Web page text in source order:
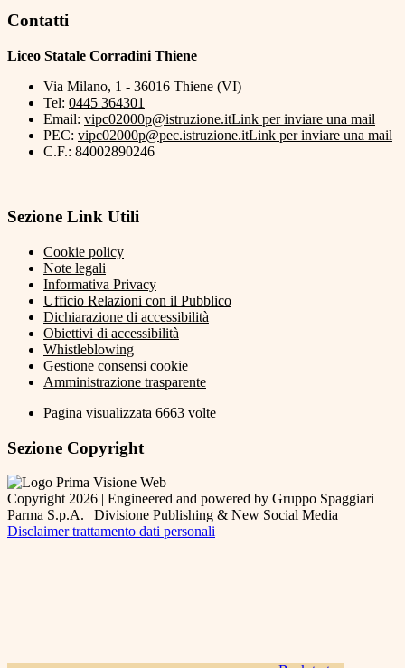
Contatti
Liceo Statale Corradini Thiene
Via Milano, 1 - 36016 Thiene (VI)
Tel: 0445 364301
Email: vipc02000p@istruzione.itLink per inviare una mail
PEC: vipc02000p@pec.istruzione.itLink per inviare una mail
C.F.: 84002890246
Sezione Link Utili
Cookie policy
Note legali
Informativa Privacy
Ufficio Relazioni con il Pubblico
Dichiarazione di accessibilità
Obiettivi di accessibilità
Whistleblowing
Gestione consensi cookie
Amministrazione trasparente
Pagina visualizzata 6663 volte
Sezione Copyright
Copyright 2026 | Engineered and powered by Gruppo Spaggiari
Parma S.p.A. | Divisione Publishing & New Social Media
Disclaimer trattamento dati personali